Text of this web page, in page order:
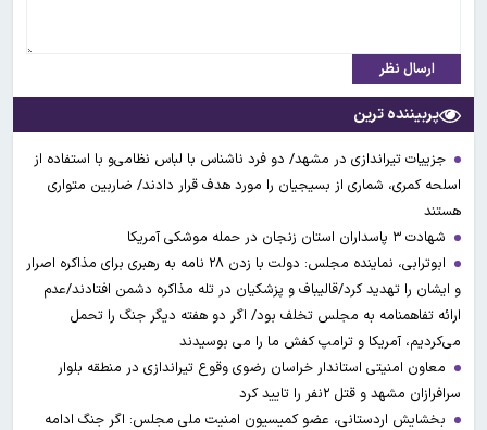
ارسال نظر
پربیننده ترین
جزییات تیراندازی در مشهد/ دو فرد ناشناس با لباس نظامی‌و با استفاده از
اسلحه کمری، شماری از بسیجیان را مورد هدف قرار دادند/ ضاربین متواری
هستند
شهادت ۳ ‌پاسداران استان زنجان در حمله موشکی آمریکا
ابوترابی، نماینده مجلس: دولت با زدن ۲۸ نامه به رهبری برای مذاکره اصرار
و ایشان را تهدید کرد/قالیباف و پزشکیان در تله مذاکره دشمن افتادند/عدم
ارائه تفاهمنامه به مجلس تخلف بود/ اگر دو هفته دیگر جنگ را تحمل
می‌کردیم، آمریکا و ترامپ کفش ما را می بوسیدند
معاون امنیتی استاندار خراسان رضوی وقوع تیراندازی در منطقه بلوار
سرافرازان مشهد و قتل ۲نفر را تایید کرد
بخشایش اردستانی، عضو کمیسیون امنیت ملی مجلس: اگر جنگ ادامه